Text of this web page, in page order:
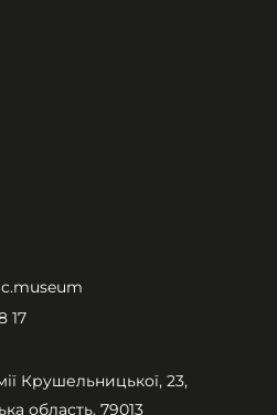
17​
Крушельницької, 23,
область, 79013